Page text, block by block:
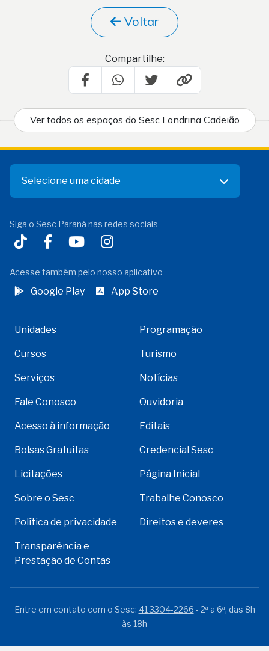
Voltar
Compartilhe:
Ver todos os espaços do Sesc Londrina Cadeião
Selecione uma cidade
Siga o Sesc Paraná nas redes sociais
Acesse também pelo nosso aplicativo
Google Play App Store
Unidades Programação
Cursos Turismo
Serviços Notícias
Fale Conosco Ouvidoria
Acesso à informação Editais
Bolsas Gratuitas Credencial Sesc
Licitações Página Inicial
Sobre o Sesc Trabalhe Conosco
Política de privacidade Direitos e deveres
Transparência e
Prestação de Contas
Entre em contato com o Sesc: 41 3304-2266 - 2ª a 6ª, das 8h
às 18h